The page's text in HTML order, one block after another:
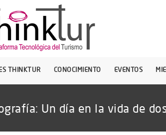
THINKTUR CONOCIMIENTO EVENTOS
Un día en la vida de